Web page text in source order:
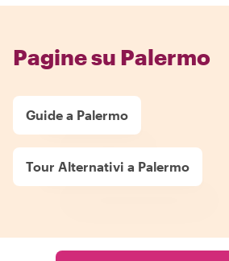
Pagine su Palermo
Guide a Palermo
Tour Alternativi a Palermo